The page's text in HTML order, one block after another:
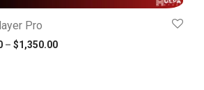
Pro
– $1,350.00Fascia di prezzo: $15.00